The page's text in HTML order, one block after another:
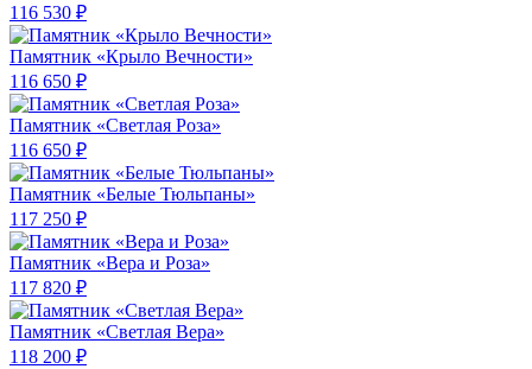
116 530 ₽
Памятник «Крыло Вечности»
116 650 ₽
Памятник «Светлая Роза»
116 650 ₽
Памятник «Белые Тюльпаны»
117 250 ₽
Памятник «Вера и Роза»
117 820 ₽
Памятник «Светлая Вера»
118 200 ₽